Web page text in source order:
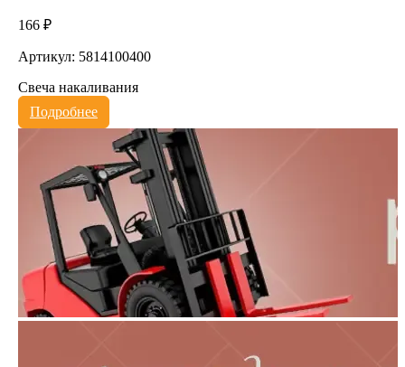
166 ₽
Артикул: 5814100400
Свеча накаливания
Подробнее